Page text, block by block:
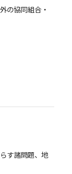
の協同組合・
す諸問題、地